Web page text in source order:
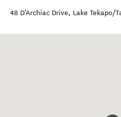
48 D'Archiac Drive, Lake Tekapo/